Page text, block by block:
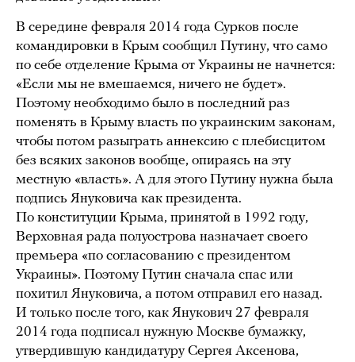
В середине февраля 2014 года Сурков после
командировки в Крым сообщил Путину, что само
по себе отделение Крыма от Украины не начнется:
«Если мы не вмешаемся, ничего не будет».
Поэтому необходимо было в последний раз
поменять в Крыму власть по украинским законам,
чтобы потом разыграть аннексию с плебисцитом
без всяких законов вообще, опираясь на эту
местную «власть». А для этого Путину нужна была
подпись Януковича как президента.
По конституции Крыма, принятой в 1992 году,
Верховная рада полуострова назначает своего
премьера «по согласованию с президентом
Украины». Поэтому Путин сначала спас или
похитил Януковича, а потом отправил его назад.
И только после того, как Янукович 27 февраля
2014 года подписал нужную Москве бумажку,
утвердившую кандидатуру Сергея Аксенова,